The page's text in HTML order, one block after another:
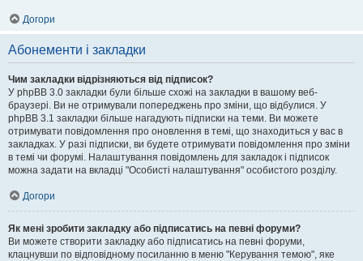
Догори
Абонементи і закладки
Чим закладки відрізняються від підписок?
У phpBB 3.0 закладки були більше схожі на закладки в вашому веб-
браузері. Ви не отримували попереджень про зміни, що відбулися. У
phpBB 3.1 закладки більше нагадують підписки на теми. Ви можете
отримувати повідомлення про оновлення в темі, що знаходиться у вас в
закладках. У разі підписки, ви будете отримувати повідомлення про зміни
в темі чи форумі. Налаштування повідомлень для закладок і підписок
можна задати на вкладці "Особисті налаштування" особистого розділу.
Догори
Як мені зробити закладку або підписатись на певні форуми?
Ви можете створити закладку або підписатись на певні форуми,
клацнувши по відповідному посиланню в меню "Керування темою", яке